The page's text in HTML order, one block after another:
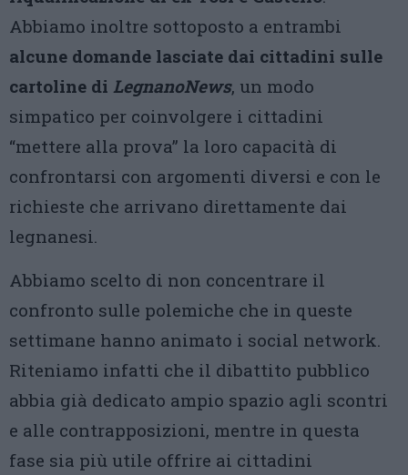
Abbiamo inoltre sottoposto a entrambi
alcune domande lasciate dai cittadini sulle
cartoline di LegnanoNews, un modo
simpatico per coinvolgere i cittadini
“mettere alla prova” la loro capacità di
confrontarsi con argomenti diversi e con le
richieste che arrivano direttamente dai
legnanesi.
Abbiamo scelto di non concentrare il
confronto sulle polemiche che in queste
settimane hanno animato i social network.
Riteniamo infatti che il dibattito pubblico
abbia già dedicato ampio spazio agli scontri
e alle contrapposizioni, mentre in questa
fase sia più utile offrire ai cittadini